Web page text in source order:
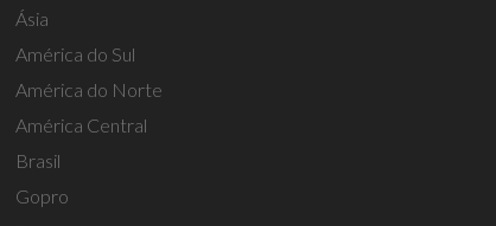
Ásia
América do Sul
América do Norte
América Central
Brasil
Gopro